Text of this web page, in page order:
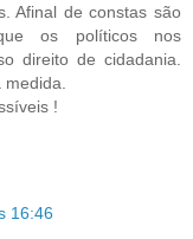
Afinal de constas são
os políticos nos
direito de cidadania.
!
16:46